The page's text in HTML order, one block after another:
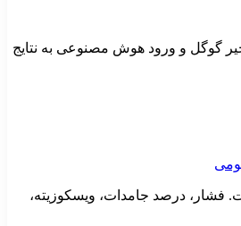
گوگل و ورود هوش مصنوعی به نتایج
فشار، درصد جامدات، ویسکوزیته،